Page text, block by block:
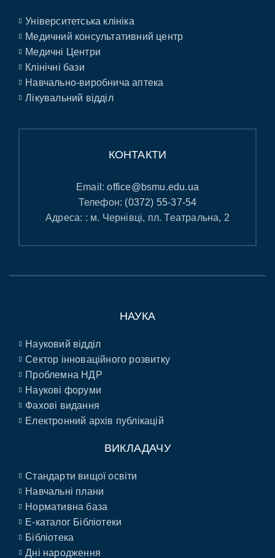
Університетська клініка
Медичний консультативний центр
Медичні Центри
Клінічні бази
Навчально-виробнича аптека
Лікувальний відділ
КОНТАКТИ
Email:office@bsmu.edu.ua
Телефон: (0372) 55-37-54
Адреса: : м. Чернівці, пл. Театральна, 2
НАУКА
Науковий відділ
Сектор інноваційного розвитку
Проблемна НДР
Наукові форуми
Фахові видання
Електронний архів публікацій
ВИКЛАДАЧУ
Стандарти вищої освіти
Навчальні плани
Нормативна база
E-каталог Бібліотеки
Бібліотека
Дні народження